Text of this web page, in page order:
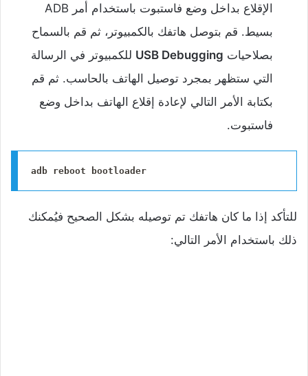
الإقلاع بداخل وضع فاستبوت باستخدام أمر ADB
بسيط. قم بتوصل هاتفك بالكمبيوتر، ثم قم بالسماح
بصلاحيات USB Debugging للكمبيوتر في الرسالة
التي ستظهر بمجرد توصيل الهاتف بالحاسب. ثم قم
بكتابة الأمر التالي لإعادة إقلاع الهاتف بداخل وضع
فاستبوت.
adb reboot bootloader
للتأكد إذا ما كان هاتفك تم توصيله بشكل الصحيح فيُمكنك
ذلك باستخدام الأمر التالي: